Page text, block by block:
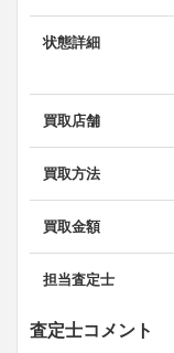
状態詳細
買取店舗
買取方法
買取金額
担当査定士
査定士コメント